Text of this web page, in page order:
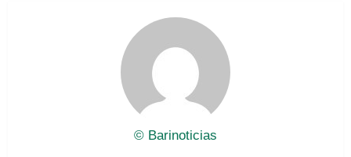
© Barinoticias